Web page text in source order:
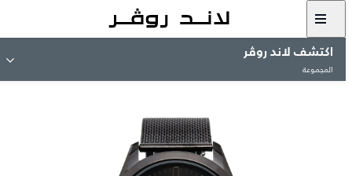
اكتشف لاند روڤر
المجموعة